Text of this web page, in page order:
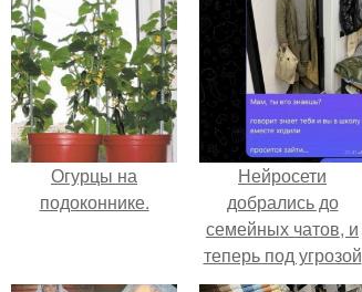
Огурцы на
подоконнике.
Нейросети
добрались до
семейных чатов, и
теперь под угрозой
мамины нервы.